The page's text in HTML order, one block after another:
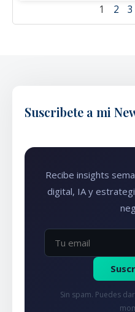
1 2 3
Suscribete a mi
Recibe insights
digital, IA y
Sin spam. Puedes